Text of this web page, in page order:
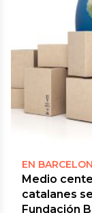
EN
Medio
catalanes
Fundación